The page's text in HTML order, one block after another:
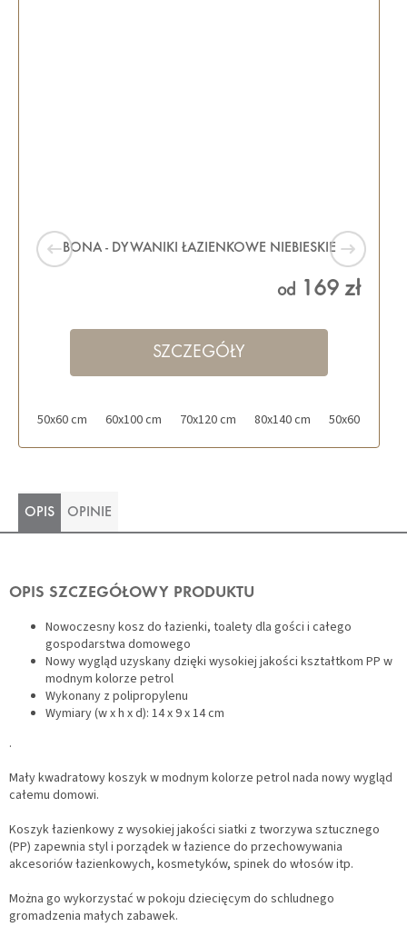
BONA - DYWANIKI ŁAZIENKOWE NIEBIESKIE
od 169 zł
SZCZEGÓŁY
50x60 cm 60x100 cm 70x120 cm 80x140 cm 50x60 cm z
OPIS OPINIE
OPIS SZCZEGÓŁOWY PRODUKTU
Nowoczesny kosz do łazienki, toalety dla gości i całego
gospodarstwa domowego
Nowy wygląd uzyskany dzięki wysokiej jakości kształtkom PP w
modnym kolorze petrol
Wykonany z polipropylenu
Wymiary (w x h x d): 14 x 9 x 14 cm
.
Mały kwadratowy koszyk w modnym kolorze petrol nada nowy wygląd
całemu domowi.
Koszyk łazienkowy z wysokiej jakości siatki z tworzywa sztucznego
(PP) zapewnia styl i porządek w łazience do przechowywania
akcesoriów łazienkowych, kosmetyków, spinek do włosów itp.
Można go wykorzystać w pokoju dziecięcym do schludnego
gromadzenia małych zabawek.